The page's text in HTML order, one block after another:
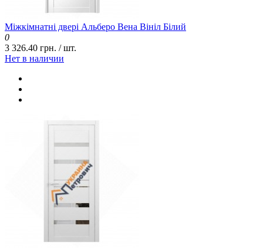
Міжкімнатні двері Альберо Вена Вініл Білий
0
3 326.40 грн. / шт.
Нет в наличии